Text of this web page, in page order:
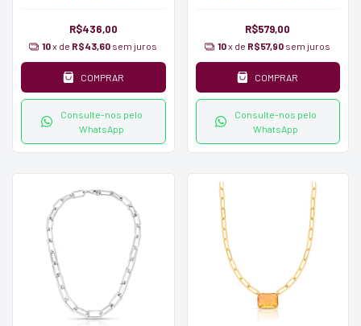
R$436,00
10x de R$43,60 sem juros
COMPRAR
Consulte-nos pelo
WhatsApp
R$579,00
10x de R$57,90 sem juros
COMPRAR
Consulte-nos pelo
WhatsApp